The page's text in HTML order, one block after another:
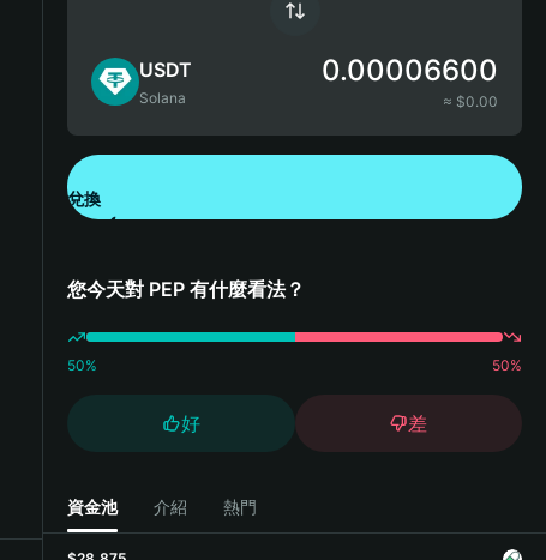
USDT
Solana
0.00006600
≈ $0.00
兌換
您今天對 PEP 有什麼看法？
50% 50%
好 差
資金池 介紹 熱門